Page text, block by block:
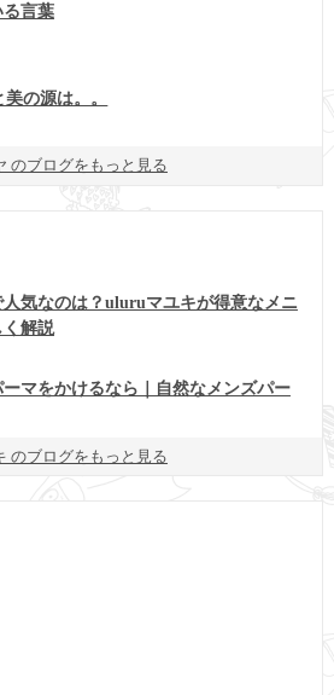
る言葉
の源は。。
のブログをもっと見る
気なのは？uluruマユキが得意なメニ
く解説
マをかけるなら｜自然なメンズパー
のブログをもっと見る